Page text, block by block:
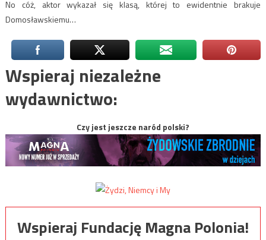
No cóż, aktor wykazał się klasą, której to ewidentnie brakuje
Domosławskiemu…
Wspieraj niezależne
wydawnictwo:
Czy jest jeszcze naród polski?
Wspieraj Fundację Magna Polonia!